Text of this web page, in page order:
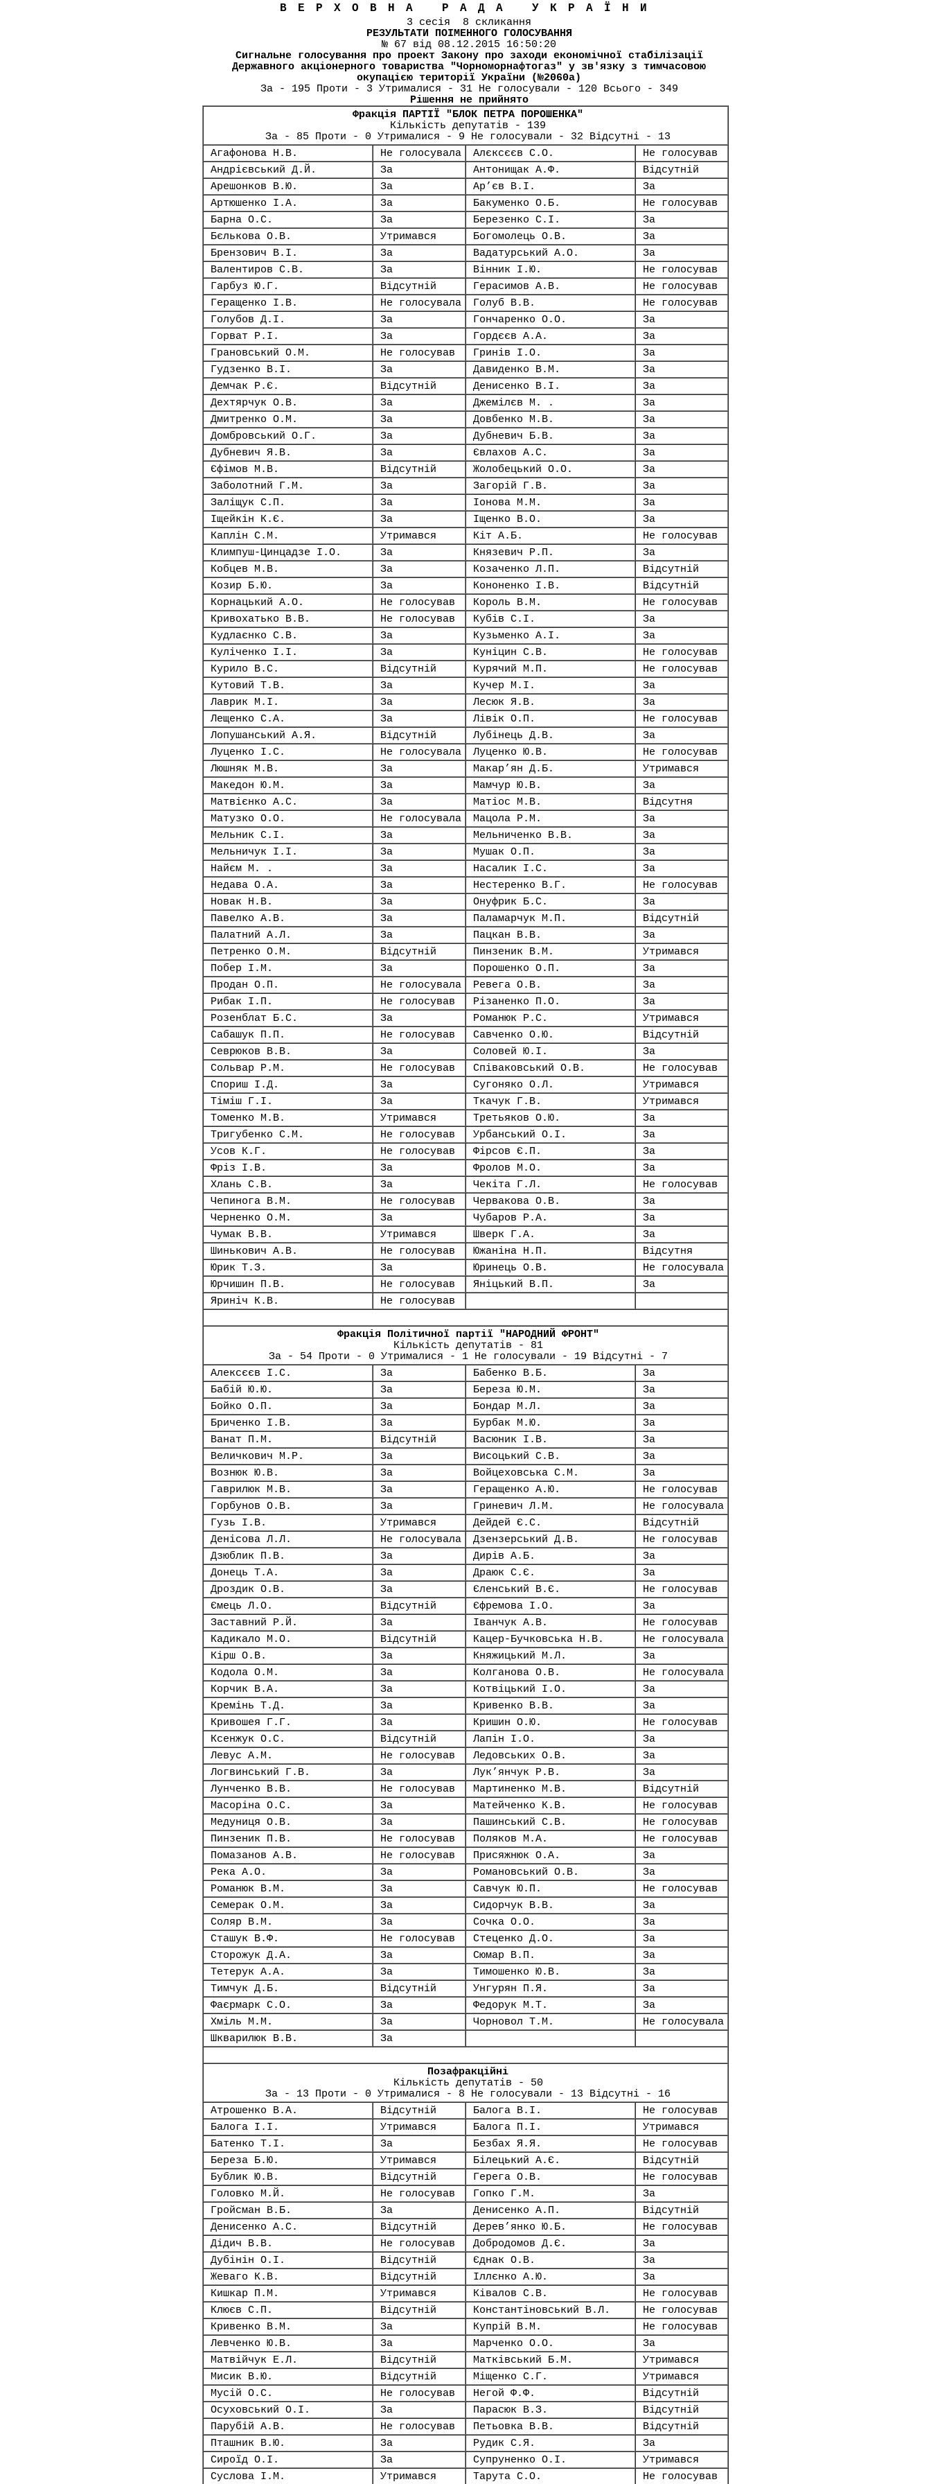
ВЕРХОВНА РАДА УКРАЇНИ
3 сесія 8 скликання
РЕЗУЛЬТАТИ ПОІМЕННОГО ГОЛОСУВАННЯ
№ 67 від 08.12.2015 16:50:20
Сигнальне голосування про проект Закону про заходи економічної стабілізації
Державного акціонерного товариства "Чорноморнафтогаз" у зв'язку з тимчасовою
окупацією території України (№2060а)
За - 195 Проти - 3 Утрималися - 31 Не голосували - 120 Всього - 349
Рішення не прийнято
Фракція ПАРТІЇ "БЛОК ПЕТРА ПОРОШЕНКА"
Кількість депутатів - 139
За - 85 Проти - 0 Утрималися - 9 Не голосували - 32 Відсутні - 13
Агафонова Н.В.
Не голосувала Алєксєєв С.О.
Не голосував
Андрієвський Д.Й.
За Антонищак А.Ф.
Відсутній
Арешонков В.Ю.
За Ар’єв В.І.
За
Артюшенко І.А.
За Бакуменко О.Б.
Не голосував
Барна О.С.
За Березенко С.І.
За
Бєлькова О.В.
Утримався Богомолець О.В.
За
Брензович В.І.
За Вадатурський А.О.
За
Валентиров С.В.
За Вінник І.Ю.
Не голосував
Гарбуз Ю.Г.
Відсутній Герасимов А.В.
Не голосував
Геращенко І.В.
Не голосувала Голуб В.В.
Не голосував
Голубов Д.І.
За Гончаренко О.О.
За
Горват Р.І.
За Гордєєв А.А.
За
Грановський О.М.
Не голосував Гринів І.О.
За
Гудзенко В.І.
За Давиденко В.М.
За
Демчак Р.Є.
Відсутній Денисенко В.І.
За
Дехтярчук О.В.
За Джемілєв М. .
За
Дмитренко О.М.
За Довбенко М.В.
За
Домбровський О.Г.
За Дубневич Б.В.
За
Дубневич Я.В.
За Євлахов А.С.
За
Єфімов М.В.
Відсутній Жолобецький О.О.
За
Заболотний Г.М.
За Загорій Г.В.
За
Заліщук С.П.
За Іонова М.М.
За
Іщейкін К.Є.
За Іщенко В.О.
За
Каплін С.М.
Утримався Кіт А.Б.
Не голосував
Климпуш-Цинцадзе І.О.
За Князевич Р.П.
За
Кобцев М.В.
За Козаченко Л.П.
Відсутній
Козир Б.Ю.
За Кононенко І.В.
Відсутній
Корнацький А.О.
Не голосував Король В.М.
Не голосував
Кривохатько В.В.
Не голосував Кубів С.І.
За
Кудлаєнко С.В.
За Кузьменко А.І.
За
Куліченко І.І.
За Куніцин С.В.
Не голосував
Курило В.С.
Відсутній Курячий М.П.
Не голосував
Кутовий Т.В.
За Кучер М.І.
За
Лаврик М.І.
За Лесюк Я.В.
За
Лещенко С.А.
За Лівік О.П.
Не голосував
Лопушанський А.Я.
Відсутній Лубінець Д.В.
За
Луценко І.С.
Не голосувала Луценко Ю.В.
Не голосував
Люшняк М.В.
За Макар’ян Д.Б.
Утримався
Македон Ю.М.
За Мамчур Ю.В.
За
Матвієнко А.С.
За Матіос М.В.
Відсутня
Матузко О.О.
Не голосувала Мацола Р.М.
За
Мельник С.І.
За Мельниченко В.В.
За
Мельничук І.І.
За Мушак О.П.
За
Найєм М. .
За Насалик І.С.
За
Недава О.А.
За Нестеренко В.Г.
Не голосував
Новак Н.В.
За Онуфрик Б.С.
За
Павелко А.В.
За Паламарчук М.П.
Відсутній
Палатний А.Л.
За Пацкан В.В.
За
Петренко О.М.
Відсутній Пинзеник В.М.
Утримався
Побер І.М.
За Порошенко О.П.
За
Продан О.П.
Не голосувала Ревега О.В.
За
Рибак І.П.
Не голосував Різаненко П.О.
За
Розенблат Б.С.
За Романюк Р.С.
Утримався
Сабашук П.П.
Не голосував Савченко О.Ю.
Відсутній
Севрюков В.В.
За Соловей Ю.І.
За
Сольвар Р.М.
Не голосував Співаковський О.В.
Не голосував
Спориш І.Д.
За Сугоняко О.Л.
Утримався
Тіміш Г.І.
За Ткачук Г.В.
Утримався
Томенко М.В.
Утримався Третьяков О.Ю.
За
Тригубенко С.М.
Не голосував Урбанський О.І.
За
Усов К.Г.
Не голосував Фірсов Є.П.
За
Фріз І.В.
За Фролов М.О.
За
Хлань С.В.
За Чекіта Г.Л.
Не голосував
Чепинога В.М.
Не голосував Червакова О.В.
За
Черненко О.М.
За Чубаров Р.А.
За
Чумак В.В.
Утримався Шверк Г.А.
За
Шинькович А.В.
Не голосував Южаніна Н.П.
Відсутня
Юрик Т.З.
За Юринець О.В.
Не голосувала
Юрчишин П.В.
Не голосував Яніцький В.П.
За
Яриніч К.В.
Не голосував
Фракція Політичної партії "НАРОДНИЙ ФРОНТ"
Кількість депутатів - 81
За - 54 Проти - 0 Утрималися - 1 Не голосували - 19 Відсутні - 7
Алексєєв І.С.
За Бабенко В.Б.
За
Бабій Ю.Ю.
За Береза Ю.М.
За
Бойко О.П.
За Бондар М.Л.
За
Бриченко І.В.
За Бурбак М.Ю.
За
Ванат П.М.
Відсутній Васюник І.В.
За
Величкович М.Р.
За Висоцький С.В.
За
Вознюк Ю.В.
За Войцеховська С.М.
За
Гаврилюк М.В.
За Геращенко А.Ю.
Не голосував
Горбунов О.В.
За Гриневич Л.М.
Не голосувала
Гузь І.В.
Утримався Дейдей Є.С.
Відсутній
Денісова Л.Л.
Не голосувала Дзензерський Д.В.
Не голосував
Дзюблик П.В.
За Дирів А.Б.
За
Донець Т.А.
За Драюк С.Є.
За
Дроздик О.В.
За Єленський В.Є.
Не голосував
Ємець Л.О.
Відсутній Єфремова І.О.
За
Заставний Р.Й.
За Іванчук А.В.
Не голосував
Кадикало М.О.
Відсутній Кацер-Бучковська Н.В.
Не голосувала
Кірш О.В.
За Княжицький М.Л.
За
Кодола О.М.
За Колганова О.В.
Не голосувала
Корчик В.А.
За Котвіцький І.О.
За
Кремінь Т.Д.
За Кривенко В.В.
За
Кривошея Г.Г.
За Кришин О.Ю.
Не голосував
Ксенжук О.С.
Відсутній Лапін І.О.
За
Левус А.М.
Не голосував Ледовських О.В.
За
Логвинський Г.В.
За Лук’янчук Р.В.
За
Лунченко В.В.
Не голосував Мартиненко М.В.
Відсутній
Масоріна О.С.
За Матейченко К.В.
Не голосував
Медуниця О.В.
За Пашинський С.В.
Не голосував
Пинзеник П.В.
Не голосував Поляков М.А.
Не голосував
Помазанов А.В.
Не голосував Присяжнюк О.А.
За
Река А.О.
За Романовський О.В.
За
Романюк В.М.
За Савчук Ю.П.
Не голосував
Семерак О.М.
За Сидорчук В.В.
За
Соляр В.М.
За Сочка О.О.
За
Сташук В.Ф.
Не голосував Стеценко Д.О.
За
Сторожук Д.А.
За Сюмар В.П.
За
Тетерук А.А.
За Тимошенко Ю.В.
За
Тимчук Д.Б.
Відсутній Унгурян П.Я.
За
Фаєрмарк С.О.
За Федорук М.Т.
За
Хміль М.М.
За Чорновол Т.М.
Не голосувала
Шкварилюк В.В.
За
Позафракційні
Кількість депутатів - 50
За - 13 Проти - 0 Утрималися - 8 Не голосували - 13 Відсутні - 16
Атрошенко В.А.
Відсутній Балога В.І.
Не голосував
Балога І.І.
Утримався Балога П.І.
Утримався
Батенко Т.І.
За Безбах Я.Я.
Не голосував
Береза Б.Ю.
Утримався Білецький А.Є.
Відсутній
Бублик Ю.В.
Відсутній Герега О.В.
Не голосував
Головко М.Й.
Не голосував Гопко Г.М.
За
Гройсман В.Б.
За Денисенко А.П.
Відсутній
Денисенко А.С.
Відсутній Дерев’янко Ю.Б.
Не голосував
Дідич В.В.
Не голосував Добродомов Д.Є.
За
Дубінін О.І.
Відсутній Єднак О.В.
За
Жеваго К.В.
Відсутній Іллєнко А.Ю.
За
Кишкар П.М.
Утримався Ківалов С.В.
Не голосував
Клюєв С.П.
Відсутній Константіновський В.Л.
Не голосував
Кривенко В.М.
За Купрій В.М.
Не голосував
Левченко Ю.В.
За Марченко О.О.
За
Матвійчук Е.Л.
Відсутній Матківський Б.М.
Утримався
Мисик В.Ю.
Відсутній Міщенко С.Г.
Утримався
Мусій О.С.
Не голосував Негой Ф.Ф.
Відсутній
Осуховський О.І.
За Парасюк В.З.
Відсутній
Парубій А.В.
Не голосував Петьовка В.В.
Відсутній
Пташник В.Ю.
За Рудик С.Я.
За
Сироїд О.І.
За Супруненко О.І.
Утримався
Суслова І.М.
Утримався Тарута С.О. Не голосував